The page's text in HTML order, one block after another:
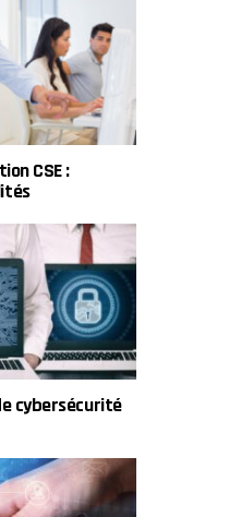
CSE :
cybersécurité